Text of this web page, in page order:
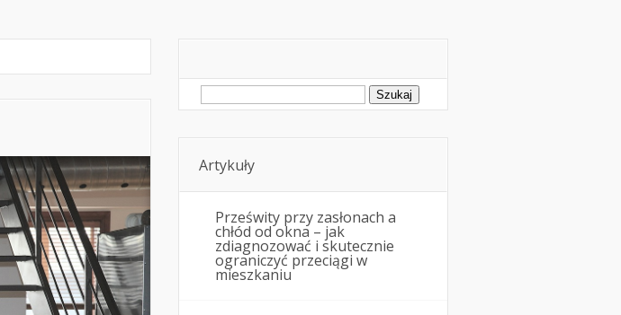
Szukaj:
Artykuły
Prześwity przy zasłonach a
chłód od okna – jak
zdiagnozować i skutecznie
ograniczyć przeciągi w
mieszkaniu